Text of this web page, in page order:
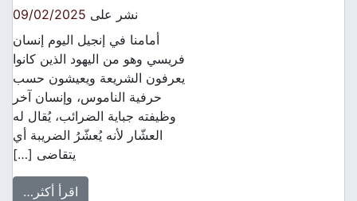
نشر على09/02/2025
أمامنا في إنجيل اليوم إنسان
فريسي وهو من اليهود الذين كانوا
يعرفون الشريعة ويعيشون حسب
حرفية الناموس، وإنسان آخر
وظيفته جباية الضرائب، يُقال له
العشّار لأنه يُعشّرُ الضريبة أي
يتقاضى […]
اقرأ أكثر…